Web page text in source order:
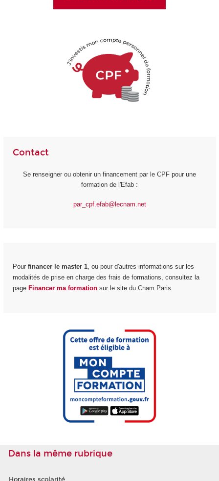
Contact
Se renseigner ou obtenir un financement par le CPF pour une
formation de l'Efab :
par_cpf.efab@lecnam.net
Pour financer le master 1, ou pour d'autres informations sur les
modalités de prise en charge des frais de formations, consultez la
page Financer ma formation sur le site du Cnam Paris
Dans la même rubrique